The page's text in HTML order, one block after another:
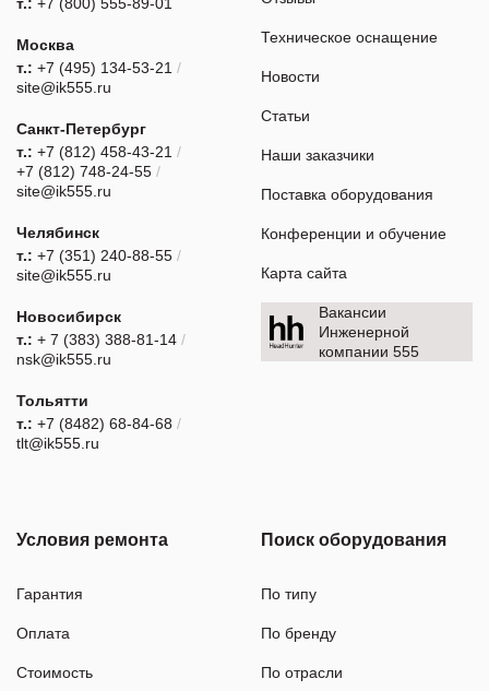
Москва
т.: +7 (495) 134-53-21 /
site@ik555.ru
Санкт-Петербург
т.: +7 (812) 458-43-21 /
+7 (812) 748-24-55 /
site@ik555.ru
Челябинск
т.: +7 (351) 240-88-55 /
site@ik555.ru
Новосибирск
т.: + 7 (383) 388-81-14 /
nsk@ik555.ru
Тольятти
т.: +7 (8482) 68-84-68 /
tlt@ik555.ru
Техническое оснащение
Новости
Статьи
Наши заказчики
Поставка оборудования
Конференции и обучение
Карта сайта
Вакансии
Инженерной
компании 555
Условия ремонта
Гарантия
Оплата
Стоимость
Поиск оборудования
По типу
По бренду
По отрасли